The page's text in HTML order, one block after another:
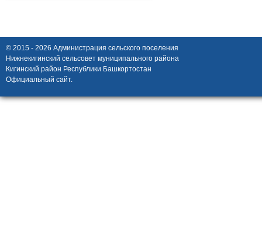
© 2015 - 2026 Администрация сельского поселения
Нижнекигинский сельсовет муниципального района
Кигинский район Республики Башкортостан
Официальный сайт.